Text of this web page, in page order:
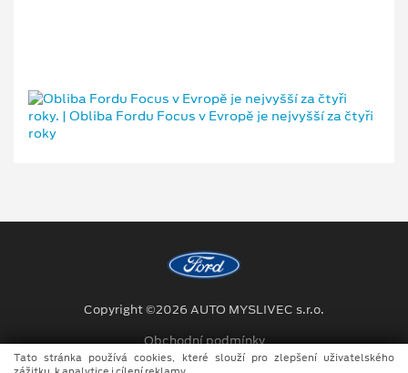
Copyright ©2026 AUTO MYSLIVEC s.r.o.
Obchodní podmínky
Tato stránka používá cookies, které slouží pro zlepšení uživatelského